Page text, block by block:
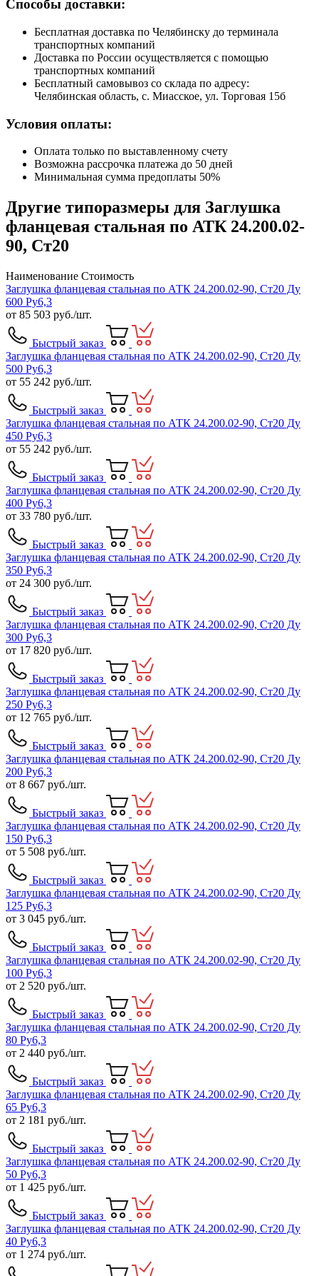
Способы доставки:
Бесплатная доставка по Челябинску до терминала
транспортных компаний
Доставка по России осуществляется с помощью
транспортных компаний
Бесплатный самовывоз со склада по адресу:
Челябинская область, с. Миасское, ул. Торговая 15б
Условия оплаты:
Оплата только по выставленному счету
Возможна рассрочка платежа до 50 дней
Минимальная сумма предоплаты 50%
Другие типоразмеры для Заглушка
фланцевая стальная по АТК 24.200.02-
90, Ст20
Наименование Стоимость
Заглушка фланцевая стальная по АТК 24.200.02-90, Ст20 Ду
600 Ру6,3
от 85 503 руб./шт.
Быстрый заказ
Заглушка фланцевая стальная по АТК 24.200.02-90, Ст20 Ду
500 Ру6,3
от 55 242 руб./шт.
Быстрый заказ
Заглушка фланцевая стальная по АТК 24.200.02-90, Ст20 Ду
450 Ру6,3
от 55 242 руб./шт.
Быстрый заказ
Заглушка фланцевая стальная по АТК 24.200.02-90, Ст20 Ду
400 Ру6,3
от 33 780 руб./шт.
Быстрый заказ
Заглушка фланцевая стальная по АТК 24.200.02-90, Ст20 Ду
350 Ру6,3
от 24 300 руб./шт.
Быстрый заказ
Заглушка фланцевая стальная по АТК 24.200.02-90, Ст20 Ду
300 Ру6,3
от 17 820 руб./шт.
Быстрый заказ
Заглушка фланцевая стальная по АТК 24.200.02-90, Ст20 Ду
250 Ру6,3
от 12 765 руб./шт.
Быстрый заказ
Заглушка фланцевая стальная по АТК 24.200.02-90, Ст20 Ду
200 Ру6,3
от 8 667 руб./шт.
Быстрый заказ
Заглушка фланцевая стальная по АТК 24.200.02-90, Ст20 Ду
150 Ру6,3
от 5 508 руб./шт.
Быстрый заказ
Заглушка фланцевая стальная по АТК 24.200.02-90, Ст20 Ду
125 Ру6,3
от 3 045 руб./шт.
Быстрый заказ
Заглушка фланцевая стальная по АТК 24.200.02-90, Ст20 Ду
100 Ру6,3
от 2 520 руб./шт.
Быстрый заказ
Заглушка фланцевая стальная по АТК 24.200.02-90, Ст20 Ду
80 Ру6,3
от 2 440 руб./шт.
Быстрый заказ
Заглушка фланцевая стальная по АТК 24.200.02-90, Ст20 Ду
65 Ру6,3
от 2 181 руб./шт.
Быстрый заказ
Заглушка фланцевая стальная по АТК 24.200.02-90, Ст20 Ду
50 Ру6,3
от 1 425 руб./шт.
Быстрый заказ
Заглушка фланцевая стальная по АТК 24.200.02-90, Ст20 Ду
40 Ру6,3
от 1 274 руб./шт.